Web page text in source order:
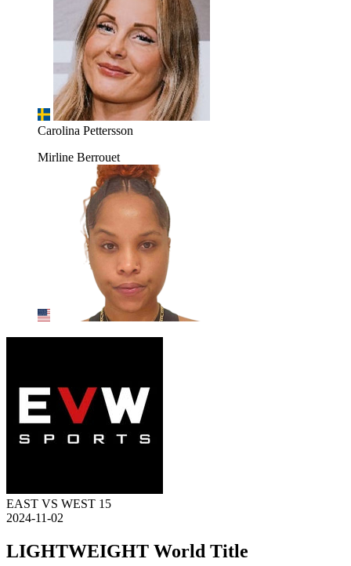
Carolina Pettersson
Mirline Berrouet
EAST VS WEST 15
2024-11-02
LIGHTWEIGHT World Title